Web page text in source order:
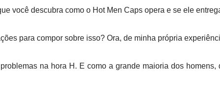
você descubra como o Hot Men Caps opera e se ele
para compor sobre isso? Ora, de minha própria
na hora H. E como a grande maioria dos